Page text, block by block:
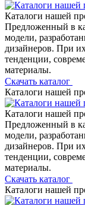
Каталоги нашей
Предложенный в
модели,
дизайнеров. При
тенденции,
материалы.
Скачать каталог
Каталоги нашей
Каталоги нашей
Предложенный в
модели,
дизайнеров. При
тенденции,
материалы.
Скачать каталог
Каталоги нашей